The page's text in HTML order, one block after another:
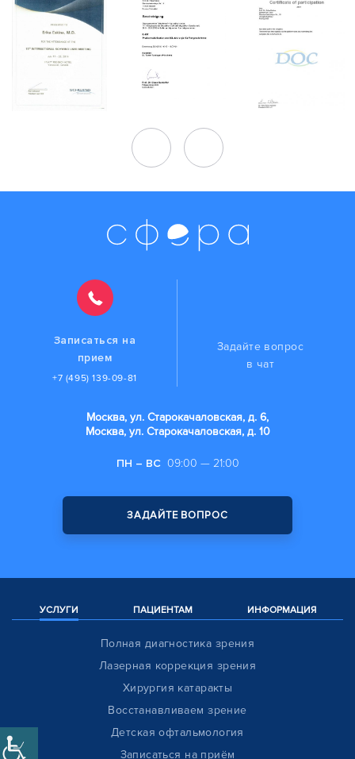
Записаться на
прием
+7 (495) 139-09-81
Задайте вопрос
в чат
Москва, ул. Старокачаловская, д. 6,
Москва, ул. Старокачаловская, д. 10
ПН – ВС 09:00 — 21:00
ЗАДАЙТЕ ВОПРОС
УСЛУГИ ПАЦИЕНТАМ ИНФОРМАЦИЯ
Полная диагностика зрения
Лазерная коррекция зрения
Хирургия катаракты
Восстанавливаем зрение
Детская офтальмология
Записаться на приём